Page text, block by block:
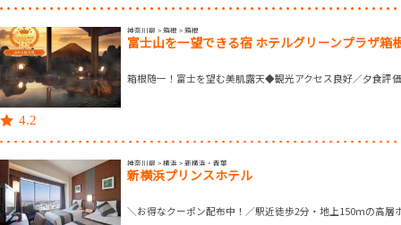
4.2
神奈川県 > 箱根 > 箱根
富士山を一望できる宿 ホテルグリーンプラザ箱
箱根随一！富士を望む美肌露天◆観光アクセス良好／夕食評
神奈川県 > 横浜 > 新横浜・青葉
新横浜プリンスホテル
＼お得なクーポン配布中！／駅近徒歩2分・地上150ｍの高層